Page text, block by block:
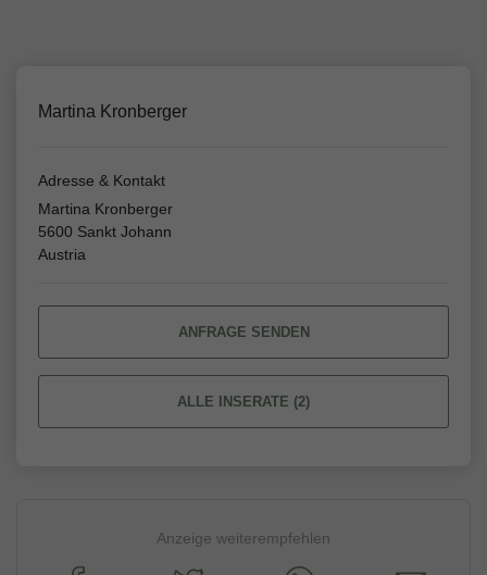
Martina Kronberger
Adresse & Kontakt
Martina Kronberger
5600 Sankt Johann
Austria
ANFRAGE SENDEN
ALLE INSERATE (2)
Anzeige weiterempfehlen